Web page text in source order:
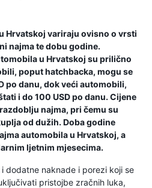
Hrvatskoj variraju ovisno o vrsti
najma te dobu godine.
u Hrvatskoj su prilično
poput hatchbacka, mogu se
po danu, dok veći automobili,
i do 100 USD po danu. Cijene
najma, pri čemu su
od dužih. Doba godine
automobila u Hrvatskoj, a
ljetnim mjesecima.
dodatne naknade i porezi koji se
pristojbe zračnih luka,